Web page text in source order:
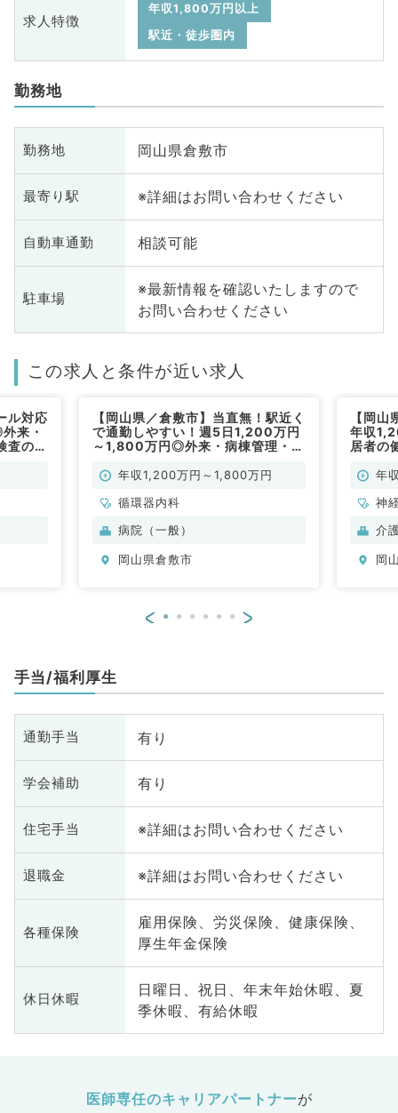
求人特徴
年収1,800万円以上
駅近・徒歩圏内
勤務地
勤務地 岡山県倉敷市
最寄り駅 ※詳細はお問い合わせください
自動車通勤 相談可能
駐車場
※最新情報を確認いたしますので
お問い合わせください
この求人と条件が近い求人
ル対応
来・
査のお
【岡山県／倉敷市】当直無！駅近く
で通勤しやすい！週5日1,200万円
～1,800万円◎外来・病棟管理・救
科／常勤）
年収1,200万円～1,800万円
循環器内科
病院（一般）
岡山県倉敷市
【岡
年収
居者の
勤）年
神
科
内
介
岡
< >
手当/福利厚生
通勤手当 有り
学会補助 有り
住宅手当 ※詳細はお問い合わせください
退職金 ※詳細はお問い合わせください
各種保険
雇用保険、労災保険、健康保険、
厚生年金保険
休日休暇
日曜日、祝日、年末年始休暇、夏
季休暇、有給休暇
医師専任のキャリアパートナーが